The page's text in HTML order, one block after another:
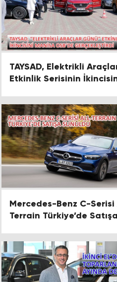
TAYSAD, Elektrikli
Etkinlik Serisinin
Mercedes-Benz C-
Terrain Türkiye’de Satışa